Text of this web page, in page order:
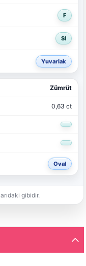
F
SI
Yuvarlak
Zümrüt
0,63 ct
Oval
gibidir.